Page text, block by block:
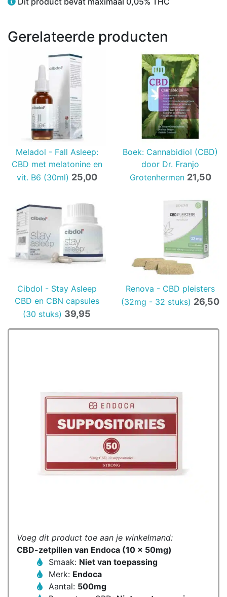
Gerelateerde producten
Meladol - Fall Asleep:
CBD met melatonine en
vit. B6 (30ml) 25,00
Boek: Cannabidiol (CBD)
door Dr. Franjo
Grotenhermen 21,50
Cibdol - Stay Asleep
CBD en CBN capsules
(30 stuks) 39,95
Renova - CBD pleisters
(32mg - 32 stuks) 26,50
Voeg dit product toe aan je winkelmand:
CBD-zetpillen van Endoca (10 x 50mg)
Smaak: Niet van toepassing
Merk: Endoca
Aantal: 500mg